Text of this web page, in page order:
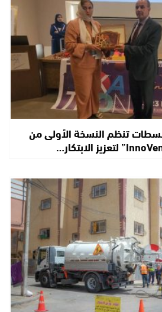
تنظم النسخة الأولى من